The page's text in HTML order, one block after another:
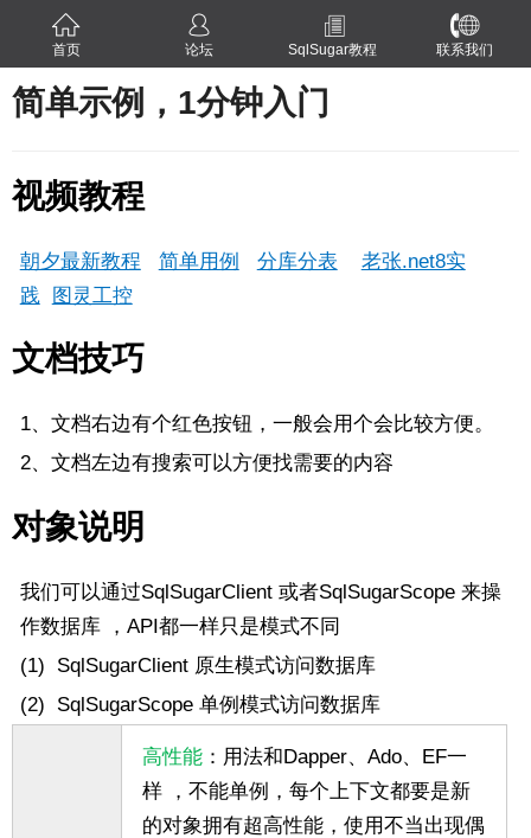
首页 论坛 SqlSugar教程 联系我们
简单示例，1分钟入门
视频教程
朝夕最新教程 简单用例 分库分表
老张.net8实
践
图灵工控
文档技巧
1、文档右边有个红色按钮，一般会用个会比较方便。
2、文档左边有搜索可以方便找需要的内容
对象说明
我们可以通过SqlSugarClient 或者SqlSugarScope 来操
作数据库，API都一样只是模式不同
(1) SqlSugarClient 原生模式访问数据库
(2) SqlSugarScope 单例模式访问数据库
高性能：用法和Dapper、Ado、EF一
样 ，不能单例，每个上下文都要是新
的对象拥有超高性能，使用不当出现偶